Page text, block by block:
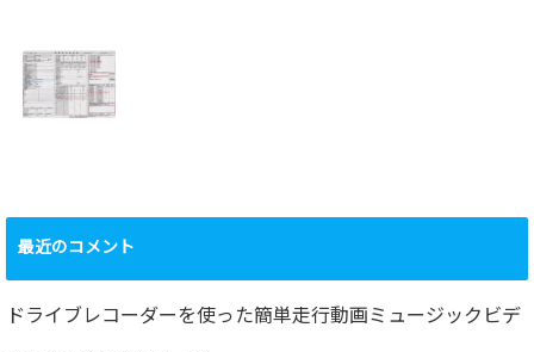
撮影方法のレクチ
ャー
2022.12.24
要再検査となって
しまった…
2022.07.30
最近のコメント
ドライブレコーダーを使った簡単走行動画ミュージックビデ